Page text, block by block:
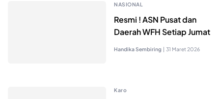
NASIONAL
Resmi ! ASN Pusat dan
Daerah WFH Setiap Jumat
Handika Sembiring | 31 Maret 2026
Karo